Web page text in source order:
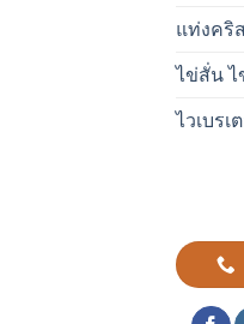
แท่งคริ
ไข่สั่น ไ
ไวเบรเ